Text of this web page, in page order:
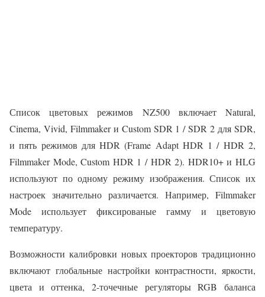
Список цветовых режимов NZ500 включает Natural,
Cinema, Vivid, Filmmaker и Custom SDR 1 / SDR 2 для SDR,
и пять режимов для HDR (Frame Adapt HDR 1 / HDR 2,
Filmmaker Mode, Custom HDR 1 / HDR 2). HDR10+ и HLG
используют по одному режиму изображения. Список их
настроек значительно различается. Например, Filmmaker
Mode использует фиксированые гамму и цветовую
температуру.
Возможности калибровки новых проекторов традиционно
включают глобальные настройки контрастности, яркости,
цвета и оттенка, 2-точечные регуляторы RGB баланса